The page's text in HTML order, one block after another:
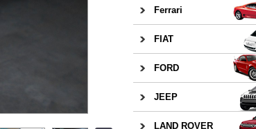
Ferrari
FIAT
FORD
JEEP
LAND ROVER